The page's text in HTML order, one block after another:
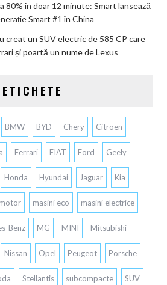
80% în doar 12 minute: Smart lansează
Smart #1 în China
creat un SUV electric de 585 CP care
și poartă un nume de Lexus
ETICHETE
BMW BYD Chery Citroen
Ferrari FIAT Ford Geely
Honda Hyundai Jaguar Kia
masini eco masini electrice
Benz MG MINI Mitsubishi
Nissan Opel Peugeot Porsche
Stellantis subcompacte SUV